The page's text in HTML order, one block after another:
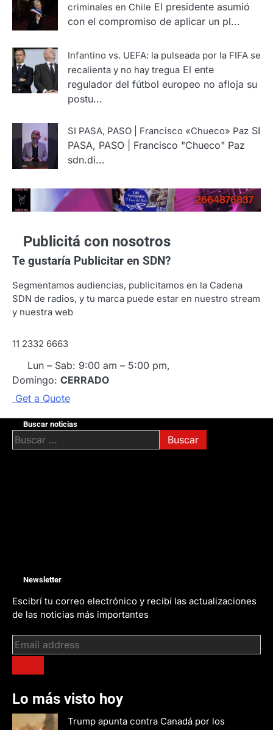
criminales en Chile El presidente asumió
con el compromiso de aplicar un pl...
Infantino vs. UEFA: la pulseada por la FIFA se
recalienta y no hay tregua El ente
regulador del fútbol europeo no afloja su
postu...
SI PASA, PASO | Francisco «Chueco» Paz SI
PASA, PASO | Francisco "Chueco" Paz
sdn.di...
Publicitá con nosotros
Te gustaría Publicitar en SDN?
Segmentamos audiencias, publicitamos en la Cadena
SDN de radios, y tu marca puede estar en nuestro stream
y nuestra web
11 2332 6663
Lun – Sab: 9:00 am – 5:00 pm,
Domingo: CERRADO
Get a Quote
Buscar noticias
Buscar:
Newsletter
Escibrí tu correo electrónico y recibí las actualizaciones
de las noticias más importantes
Lo más visto hoy
Trump apunta contra Canadá por los